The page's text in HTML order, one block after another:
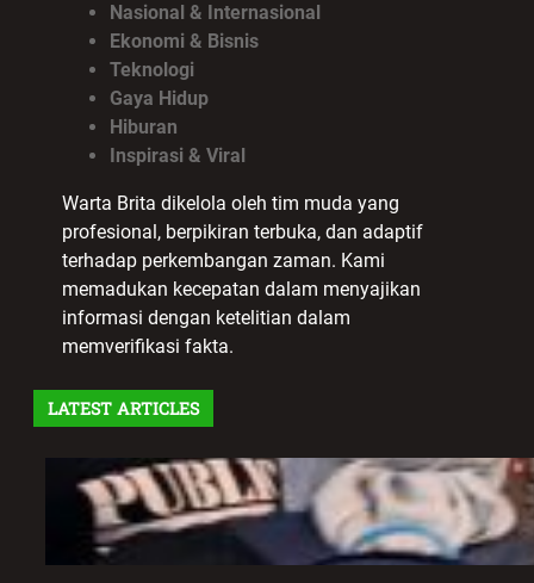
Nasional & Internasional
Ekonomi & Bisnis
Teknologi
Gaya Hidup
Hiburan
Inspirasi & Viral
Warta Brita dikelola oleh tim muda yang
profesional, berpikiran terbuka, dan adaptif
terhadap perkembangan zaman. Kami
memadukan kecepatan dalam menyajikan
informasi dengan ketelitian dalam
memverifikasi fakta.
LATEST ARTICLES